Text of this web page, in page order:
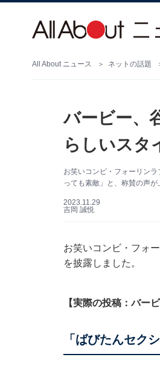
All About ニュース ネットの話題
バービー、
らしいスタ
お笑いコンビ・フォーリン
っても素敵」と、称賛の声
2023.11.29
吉岡 誠悦
お笑いコンビ・フォ
を披露しました。
【実際の投稿：バー
「ばびたんセクシ